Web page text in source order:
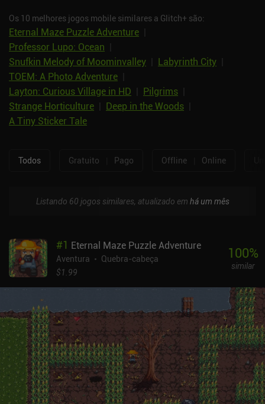
Os 10 melhores jogos mobile similares a Glitch+ são:
Eternal Maze Puzzle Adventure
Professor Lupo: Ocean
Snufkin Melody of Moominvalley
Labyrinth City
TOEM: A Photo Adventure
Layton: Curious Village in HD
Pilgrims
Strange Horticulture
Deep in the Woods
A Tiny Sticker Tale
Todos Gratuito Pago Offline Online
Listando 60 jogos similares, atualizado em há um mês
#1 Eternal Maze Puzzle Adventure
Aventura
Quebra-cabeça
$1.99
100%
similar